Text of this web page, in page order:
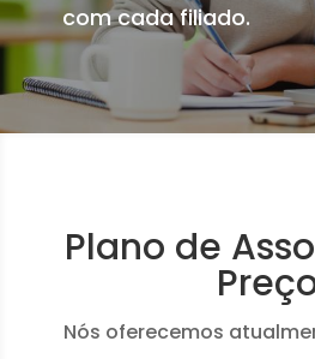
com cada filiado.
Plano de
Nós oferecemos